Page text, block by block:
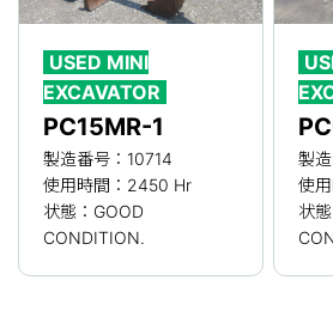
USED MINI
EXCAVATOR
PC15MR-1
製造番号：10714
使用時間：2450 Hr
状態：GOOD
CONDITION.
製
使
状